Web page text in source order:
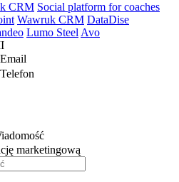
CRM Social platform for coaches
Wawruk CRM DataDise
Lumo Steel Avo
Email
Telefon
marketingową